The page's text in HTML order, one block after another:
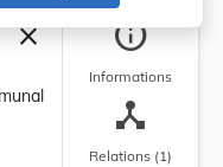
closeFermer la barre
info
Informations
device_hub
Relations (1)